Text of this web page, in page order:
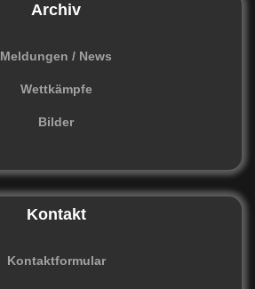
Archiv
Meldungen / News
Wettkämpfe
Bilder
Kontakt
Kontaktformular